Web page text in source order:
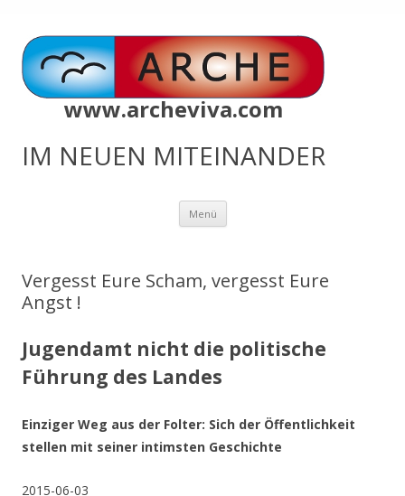
www.archeviva.com
IM NEUEN MITEINANDER
Menü Zum
springen
Vergesst Eure Scham, vergesst Eure
Angst !
Jugendamt nicht die politische
Führung des Landes
Einziger Weg aus der Folter: Sich der Öffentlichkeit
stellen mit seiner intimsten Geschichte
2015-06-03